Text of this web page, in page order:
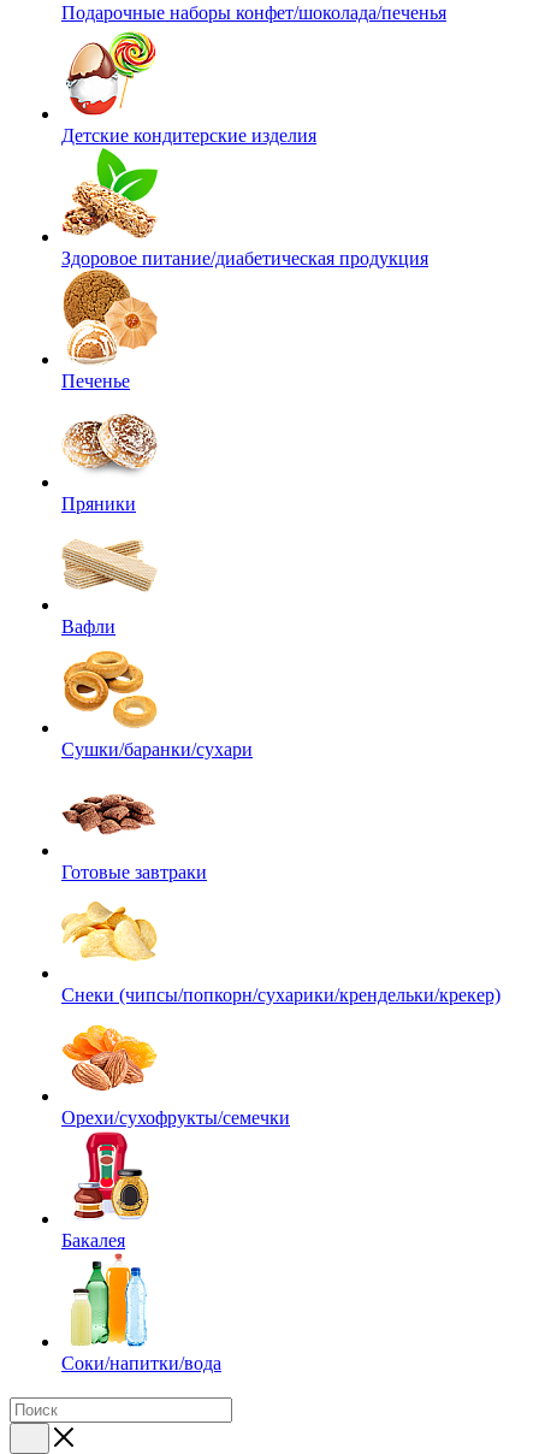
Подарочные наборы конфет/шоколада/печенья
Детские кондитерские изделия
Здоровое питание/диабетическая продукция
Печенье
Пряники
Вафли
Сушки/баранки/сухари
Готовые завтраки
Снеки (чипсы/попкорн/сухарики/крендельки/крекер)
Орехи/сухофрукты/семечки
Бакалея
Соки/напитки/вода